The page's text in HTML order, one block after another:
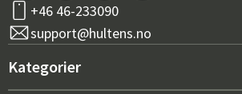
+46 46-233090
support@hultens.no
Kategorier